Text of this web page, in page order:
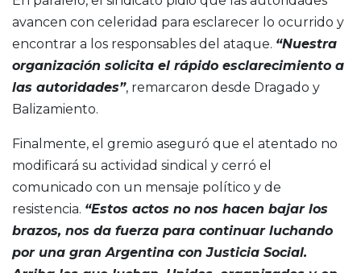
avancen con celeridad para esclarecer lo ocurrido y
encontrar a los responsables del ataque. “Nuestra
organización solicita el rápido esclarecimiento a
las autoridades”, remarcaron desde Dragado y
Balizamiento.
Finalmente, el gremio aseguró que el atentado no
modificará su actividad sindical y cerró el
comunicado con un mensaje político y de
resistencia. “Estos actos no nos hacen bajar los
brazos, nos da fuerza para continuar luchando
por una gran Argentina con Justicia Social.